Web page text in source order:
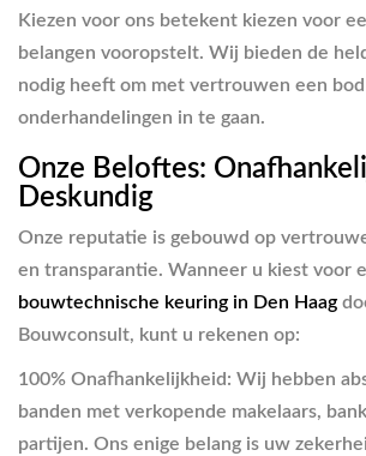
Kiezen voor ons betekent kiezen voor
belangen vooropstelt. Wij bieden de
nodig heeft om met vertrouwen een
onderhandelingen in te gaan.
Onze Beloftes:
Deskundig
Onze reputatie is gebouwd op
en transparantie. Wanneer u kiest voor
bouwtechnische keuring in Den Haag
Bouwconsult, kunt u rekenen op:
100% Onafhankelijkheid: Wij hebben
banden met verkopende makelaars,
partijen. Ons enige belang is uw